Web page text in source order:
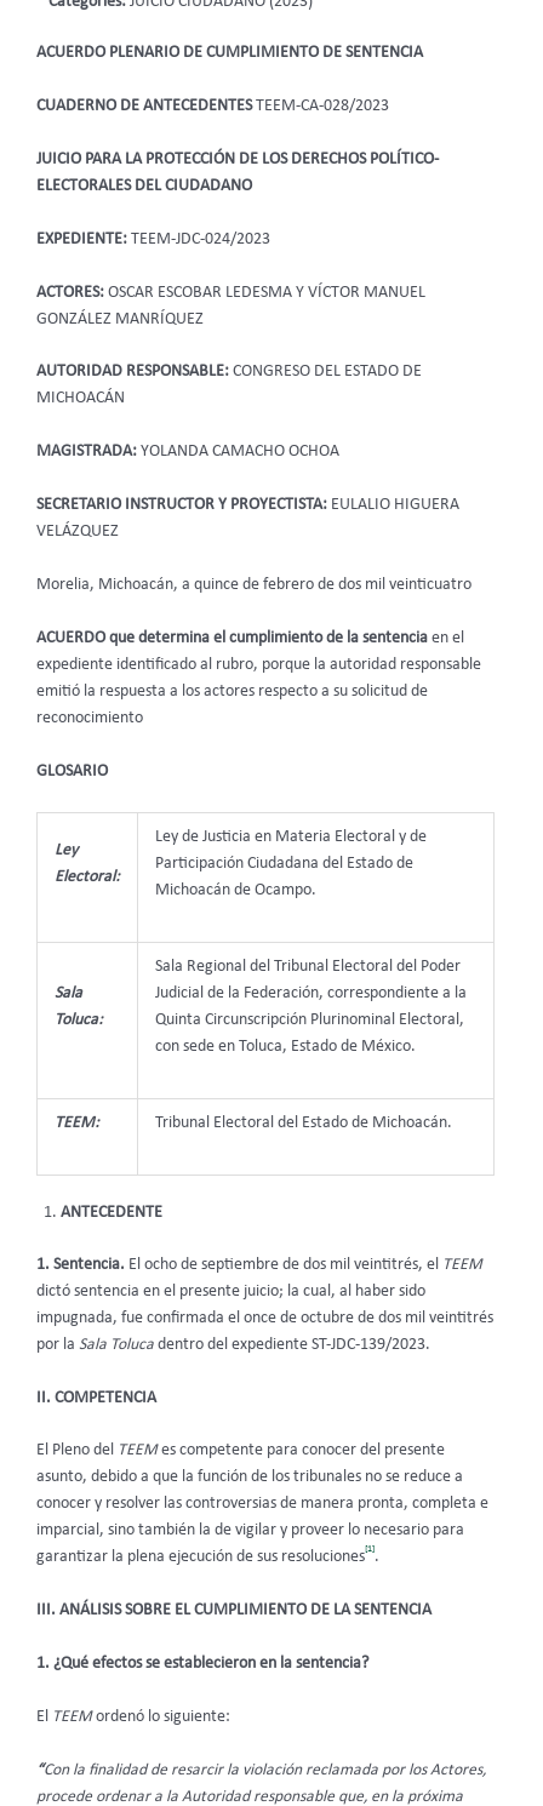
ACUERDO PLENARIO DE CUMPLIMIENTO DE SENTENCIA
CUADERNO DE ANTECEDENTESTEEM-CA-028/2023
JUICIO PARA LA PROTECCIÓN DE LOS DERECHOS POLÍTICO-
ELECTORALES DEL CIUDADANO
EXPEDIENTE: TEEM-JDC-024/2023
ACTORES: OSCAR ESCOBAR LEDESMA Y VÍCTOR MANUEL
GONZÁLEZ MANRÍQUEZ
AUTORIDAD RESPONSABLE: CONGRESO DEL ESTADO DE
MICHOACÁN
MAGISTRADA: YOLANDA CAMACHO OCHOA
SECRETARIO INSTRUCTOR Y PROYECTISTA: EULALIO HIGUERA
VELÁZQUEZ
Morelia, Michoacán, a quince de febrero de dos mil veinticuatro
ACUERDO que determina el cumplimiento de la sentencia en el
expediente identificado al rubro, porque la autoridad responsable
emitió la respuesta a los actores respecto a su solicitud de
reconocimiento
GLOSARIO
Ley
Electoral:
Ley de Justicia en Materia Electoral y de
Participación Ciudadana del Estado de
Michoacán de Ocampo.
Sala
Toluca:
Sala Regional del Tribunal Electoral del Poder
Judicial de la Federación, correspondiente a la
Quinta Circunscripción Plurinominal Electoral,
con sede en Toluca, Estado de México.
TEEM: Tribunal Electoral del Estado de Michoacán.
ANTECEDENTE
1. Sentencia. El ocho de septiembre de dos mil veintitrés, el
TEEM
dictó sentencia en el presente juicio; la cual, al haber sido
impugnada, fue confirmada el once de octubre de dos mil veintitrés
por la Sala Toluca dentro del expediente ST-JDC-139/2023.
II. COMPETENCIA
El Pleno del TEEMes competente para conocer del presente
asunto, debido a que la función de los tribunales no se reduce a
conocer y resolver las controversias de manera pronta, completa e
imparcial, sino también la de vigilar y proveer lo necesario para
garantizar la plena ejecución de sus resoluciones
[1]
.
III. ANÁLISIS SOBRE EL CUMPLIMIENTO DE LA SENTENCIA
1. ¿Qué efectos se establecieron en la sentencia?
El TEEMordenó lo siguiente:
“Con la finalidad de resarcir la violación reclamada por los Actores,
procede ordenar a la Autoridad responsable que, en la próxima